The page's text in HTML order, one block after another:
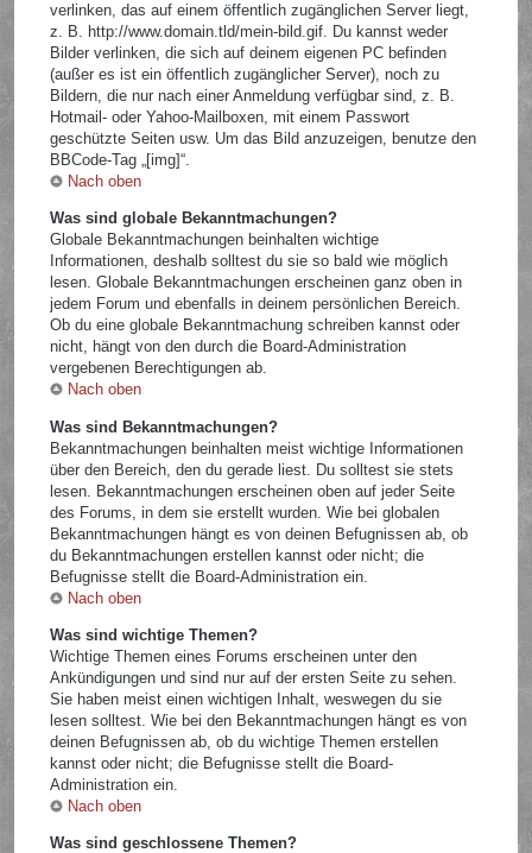
verlinken, das auf einem öffentlich zugänglichen Server liegt,
z. B. http://www.domain.tld/mein-bild.gif. Du kannst weder
Bilder verlinken, die sich auf deinem eigenen PC befinden
(außer es ist ein öffentlich zugänglicher Server), noch zu
Bildern, die nur nach einer Anmeldung verfügbar sind, z. B.
Hotmail- oder Yahoo-Mailboxen, mit einem Passwort
geschützte Seiten usw. Um das Bild anzuzeigen, benutze den
BBCode-Tag „[img]“.
Nach oben
Was sind globale Bekanntmachungen?
Globale Bekanntmachungen beinhalten wichtige
Informationen, deshalb solltest du sie so bald wie möglich
lesen. Globale Bekanntmachungen erscheinen ganz oben in
jedem Forum und ebenfalls in deinem persönlichen Bereich.
Ob du eine globale Bekanntmachung schreiben kannst oder
nicht, hängt von den durch die Board-Administration
vergebenen Berechtigungen ab.
Nach oben
Was sind Bekanntmachungen?
Bekanntmachungen beinhalten meist wichtige Informationen
über den Bereich, den du gerade liest. Du solltest sie stets
lesen. Bekanntmachungen erscheinen oben auf jeder Seite
des Forums, in dem sie erstellt wurden. Wie bei globalen
Bekanntmachungen hängt es von deinen Befugnissen ab, ob
du Bekanntmachungen erstellen kannst oder nicht; die
Befugnisse stellt die Board-Administration ein.
Nach oben
Was sind wichtige Themen?
Wichtige Themen eines Forums erscheinen unter den
Ankündigungen und sind nur auf der ersten Seite zu sehen.
Sie haben meist einen wichtigen Inhalt, weswegen du sie
lesen solltest. Wie bei den Bekanntmachungen hängt es von
deinen Befugnissen ab, ob du wichtige Themen erstellen
kannst oder nicht; die Befugnisse stellt die Board-
Administration ein.
Nach oben
Was sind geschlossene Themen?